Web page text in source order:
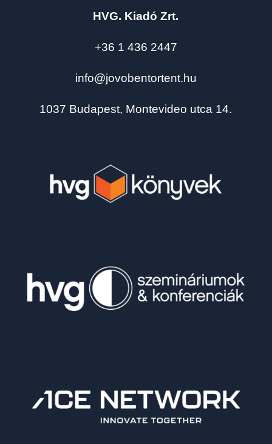
HVG. Kiadó Zrt.
+36 1 436 2447
info@jovobentortent.hu
1037 Budapest, Montevideo utca 14.